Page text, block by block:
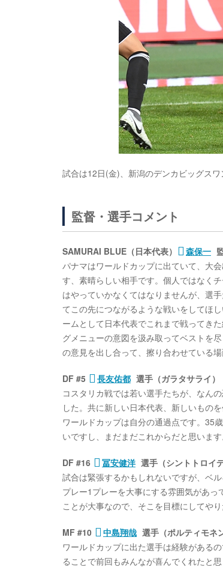
試合は12日(金)、新潟のデンカビッグス
監督・選手コメント
SAMURAI BLUE（日本代表） 森保一
パナマはワールドカップに出ていて、大
す、素晴らしい相手です。個人ではなく
はやっていかなくてはなりませんが、選
てこの先につながるような戦いをしてほ
ームとして日本代表でこれまで戦ってき
グメニューの意図を汲み取ってベストを
の意見を出し合って、擦り合わせている
DF #5 長友佑都 選手（ガラタサライ）
コスタリカ戦では若い選手たちが、なん
した。共に新しい日本代表、新しいもの
ワールドカップは自分の通過点です。35
いですし、まだまだこれからだと思います
DF #16 冨安健洋 選手（シントトロイ
試合は緊張するかもしれないですが、ベ
プレー1プレーを大事にする雰囲気があ
ことが大事なので、そこを目標にしてやり
MF #10 中島翔哉 選手（ポルティモネ
ワールドカップに出た選手は経験がある
ることで前回もみんなが喜んでくれたと